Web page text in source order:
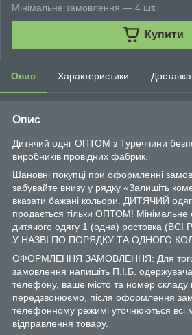
Мінімальне замовлення — 4 шт.
Купити
Опис Характеристики Доставка
Опис
Дитячий одяг ОПТОМ з Туреччини
виробників провідних фабрик.
Шановні покупці при оформленні
забувайте внизу у рядку «Залишіть
вказати бажані кольори. ДИТЯЧИЙ
продається тільки ОПТОМ! Мінімальне
дитячого одягу 1 (одна) ростовка
У НАЗВІ ПО ПОРЯДКУ ТА ОДНОГО
ОФОРМЛЕННЯ ЗАМОВЛЕННЯ: Для
замовлення напишіть П.І.Б.
телефону, ваше місто та номер
передзвонюємо, після оформлення
телефонному режимі уточнюються всі
відправлення товару.